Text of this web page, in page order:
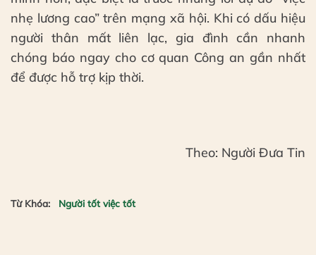
nhẹ lương cao” trên mạng xã hội. Khi có dấu hiệu
người thân mất liên lạc, gia đình cần nhanh
chóng báo ngay cho cơ quan Công an gần nhất
để được hỗ trợ kịp thời.
Theo: Người Đưa Tin
Từ Khóa: Người tốt việc tốt